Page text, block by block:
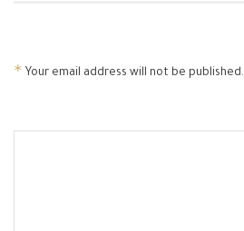
Your email address will not be published.
*